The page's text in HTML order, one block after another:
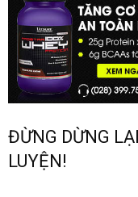
ĐỪNG DỪNG
LUYỆN!